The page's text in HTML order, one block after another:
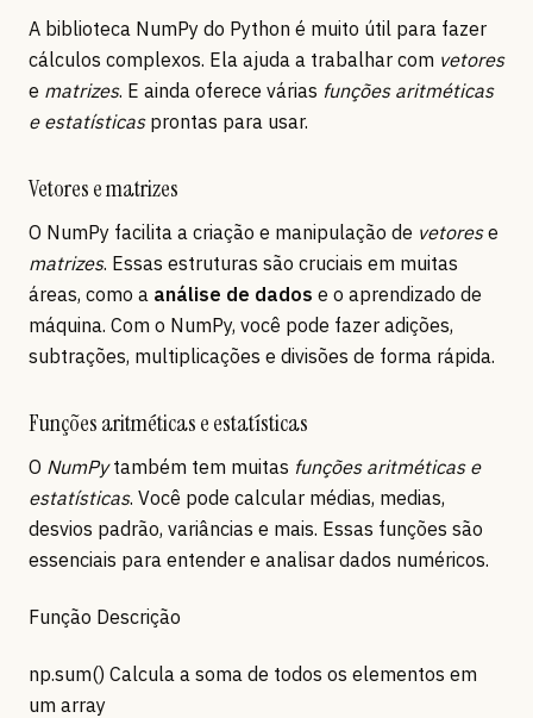
A biblioteca NumPy do Python é muito útil para fazer
cálculos complexos. Ela ajuda a trabalhar com vetores
e matrizes. E ainda oferece várias funções aritméticas
e estatísticasprontas para usar.
Vetores e matrizes
O NumPy facilita a criação e manipulação de vetorese
matrizes. Essas estruturas são cruciais em muitas
áreas, como a análise de dados e o aprendizado de
máquina. Com o NumPy, você pode fazer adições,
subtrações, multiplicações e divisões de forma rápida.
Funções aritméticas e estatísticas
O NumPytambém tem muitas funções aritméticas e
estatísticas. Você pode calcular médias, medias,
desvios padrão, variâncias e mais. Essas funções são
essenciais para entender e analisar dados numéricos.
Função Descrição
np.sum() Calcula a soma de todos os elementos em
um array